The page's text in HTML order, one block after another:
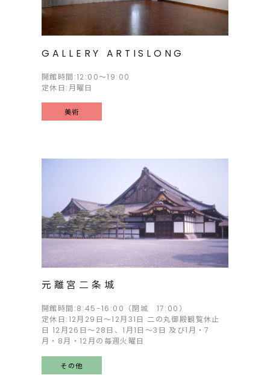
GALLERY ARTISLONG
開館時間:12:00～19:00
定休日:月曜日
美術
元離宮二条城
開館時間:8:45-16:00（閉城 17:00）
定休日:12月29日～12月31日 二の丸御殿観覧休止
日 12月26日～28日、1月1日～3日 及び1月・7
月・8月・12月の毎週火曜日
その他